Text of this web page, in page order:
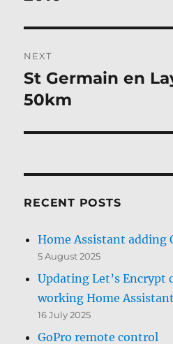
NEXT
Next
post:
St Germain en
50km
RECENT POSTS
Home Assistant adding
5 August 2025
Updating Let’s Encrypt
working Home
16 July 2025
GoPro remote control